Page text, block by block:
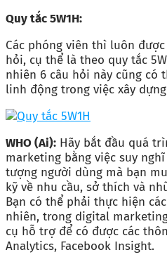
Quy tắc 5W1H:
Các phóng viên thì luôn
hỏi, cụ thể là theo quy tắc
nhiên 6 câu hỏi này cũng có
linh động trong việc xây
WHO (Ai): Hãy bắt đầu quá
marketing bằng việc suy
tượng người dùng mà bạn
kỹ về nhu cầu, sở thích và
Bạn có thể phải thực hiện
nhiên, trong digital
cụ hỗ trợ để có được các
Analytics, Facebook Insight.